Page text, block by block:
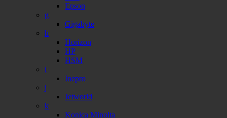
Epson
g
Gigabyte
h
Horizon
HP
HSM
i
Inepro
j
Jetworld
k
Konica Minolta